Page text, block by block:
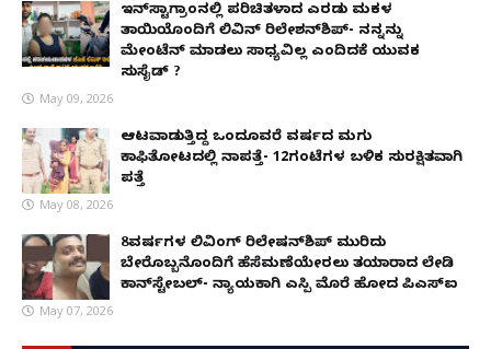
ಇನ್​ಸ್ಟಾಗ್ರಾಂನಲ್ಲಿ ಪರಿಚಿತಳಾದ ಎರಡು ಮಕ್ಕಳ
ತಾಯಿಯೊಂದಿಗೆ ಲಿವಿನ್ ರಿಲೇಶನ್​ಶಿಪ್- ನನ್ನನ್ನು
ಮೇಂಟೆನ್ ಮಾಡಲು ಸಾಧ್ಯವಿಲ್ಲ ಎಂದಿದಕ್ಕೆ ಯುವಕ
ಸುಸೈಡ್ ?
May 09, 2026
ಆಟವಾಡುತ್ತಿದ್ದ ಒಂದೂವರೆ ವರ್ಷದ ಮಗು
ಕಾಫಿತೋಟದಲ್ಲಿ ನಾಪತ್ತೆ- 12ಗಂಟೆಗಳ ಬಳಿಕ ಸುರಕ್ಷಿತವಾಗಿ
ಪತ್ತೆ
May 08, 2026
8ವರ್ಷಗಳ ಲಿವಿಂಗ್‌ ರಿಲೇಷನ್‌ಶಿಪ್ ಮುರಿದು
ಬೇರೊಬ್ಬನೊಂದಿಗೆ ಹೆಸೆಮಣೆಯೇರಲು ತಯಾರಾದ ಲೇಡಿ
ಕಾನ್‌ಸ್ಟೇಬಲ್- ನ್ಯಾಯಕ್ಕಾಗಿ ಎಸ್ಪಿ ಮೊರೆ ಹೋದ ಪಿಎಸ್ಐ
May 07, 2026